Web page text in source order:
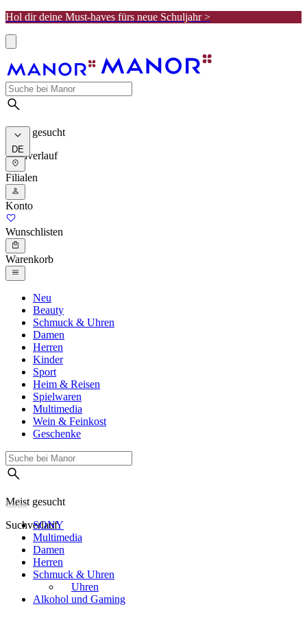
Hol dir deine Must-haves fürs neue Schuljahr >
Meist gesucht
Suchverlauf
DE
Filialen
Konto
Wunschlisten
Warenkorb
Neu
Beauty
Schmuck & Uhren
Damen
Herren
Kinder
Sport
Heim & Reisen
Spielwaren
Multimedia
Wein & Feinkost
Geschenke
Meist gesucht
Suchverlauf
SONY
Multimedia
Damen
Herren
Schmuck & Uhren
Uhren
Alkohol und Gaming